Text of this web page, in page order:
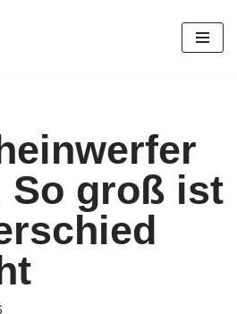
So groß ist